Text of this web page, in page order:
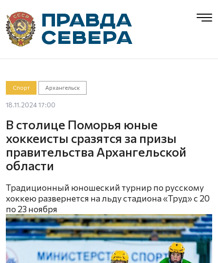
Спорт Архангельск
18.11.2024 17:00
В столице Поморья юные
хоккеисты сразятся за призы
правительства Архангельской
области
Традиционный юношеский турнир по русскому
хоккею развернется на льду стадиона «Труд» с 20
по 23 ноября